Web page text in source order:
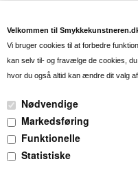
Velkommen til
Vi bruger cookies til at forbedre
kan selv til- og fravælge de cookies,
hvor du også altid kan ændre dit valg
Nødvendige
Markedsføring
Funktionelle
Statistiske
Fortryd køb
Fragt, Levering og
Kontakt og Spørgsmål
Gravering
Cookies
Pleje af dine smykker
Søgning